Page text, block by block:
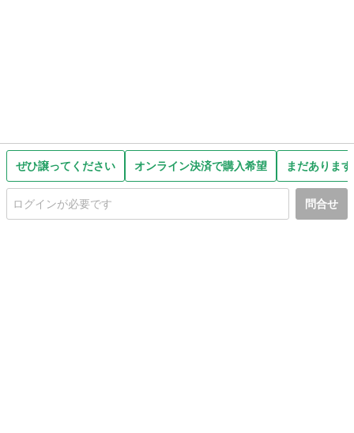
ぜひ譲ってください オンライン決済で購入希望 まだありま
問合せ